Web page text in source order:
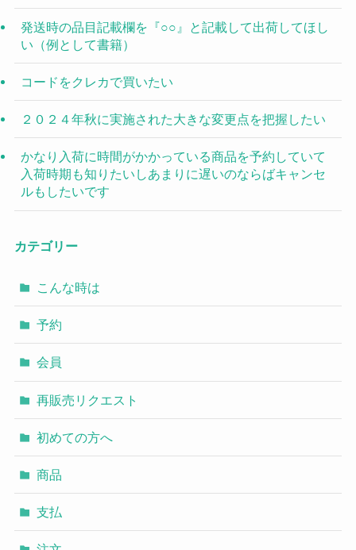
発送時の品目記載欄を『○○』と記載して出荷してほし
い（例として書籍）
コードをクレカで買いたい
２０２４年秋に実施された大きな変更点を把握したい
かなり入荷に時間がかかっている商品を予約していて
入荷時期も知りたいしあまりに遅いのならばキャンセ
ルもしたいです
カテゴリー
こんな時は
予約
会員
再販売リクエスト
初めての方へ
商品
支払